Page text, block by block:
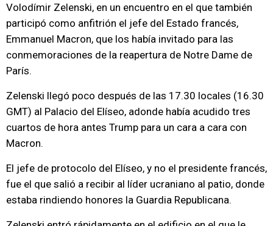
Volodímir Zelenski, en un encuentro en el que también
participó como anfitrión el jefe del Estado francés,
Emmanuel Macron, que los había invitado para las
conmemoraciones de la reapertura de Notre Dame de
París.
Zelenski llegó poco después de las 17.30 locales (16.30
GMT) al Palacio del Elíseo, adonde había acudido tres
cuartos de hora antes Trump para un cara a cara con
Macron.
El jefe de protocolo del Elíseo, y no el presidente francés,
fue el que salió a recibir al líder ucraniano al patio, donde
estaba rindiendo honores la Guardia Republicana.